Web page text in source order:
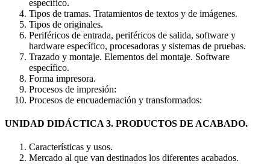
específico.
Tipos de tramas. Tratamientos de textos y de imágenes.
Tipos de originales.
Periféricos de entrada, periféricos de salida, software y
hardware específico, procesadoras y sistemas de pruebas.
Trazado y montaje. Elementos del montaje. Software
específico.
Forma impresora.
Procesos de impresión:
Procesos de encuadernación y transformados:
UNIDAD DIDÁCTICA 3. PRODUCTOS DE ACABADO.
Características y usos.
Mercado al que van destinados los diferentes acabados.